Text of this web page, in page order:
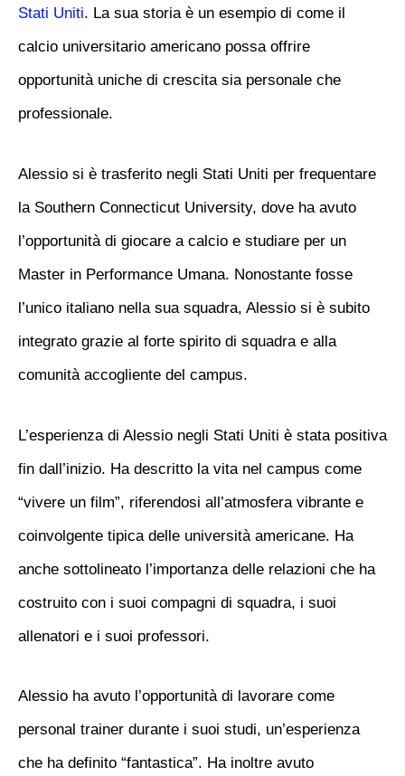
Stati Uniti. La sua storia è un esempio di come il
calcio universitario americano possa offrire
opportunità uniche di crescita sia personale che
professionale.
Alessio si è trasferito negli Stati Uniti per frequentare
la Southern Connecticut University, dove ha avuto
l’opportunità di giocare a calcio e studiare per un
Master in Performance Umana. Nonostante fosse
l’unico italiano nella sua squadra, Alessio si è subito
integrato grazie al forte spirito di squadra e alla
comunità accogliente del campus.
L’esperienza di Alessio negli Stati Uniti è stata positiva
fin dall’inizio. Ha descritto la vita nel campus come
“vivere un film”, riferendosi all’atmosfera vibrante e
coinvolgente tipica delle università americane. Ha
anche sottolineato l’importanza delle relazioni che ha
costruito con i suoi compagni di squadra, i suoi
allenatori e i suoi professori.
Alessio ha avuto l’opportunità di lavorare come
personal trainer durante i suoi studi, un’esperienza
che ha definito “fantastica”. Ha inoltre avuto